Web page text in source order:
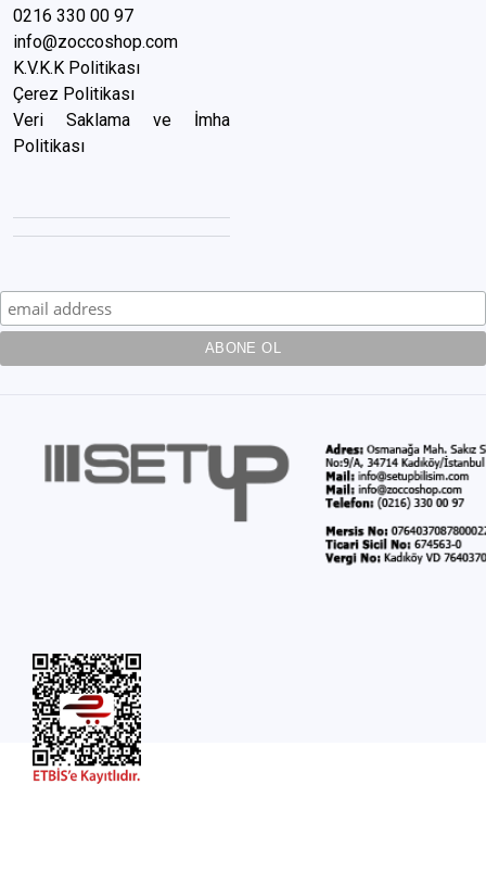
0216 330 00 97
info@zoccoshop.com
K.V.K.K Politikası
Çerez Politikası
Veri Saklama ve İmha
Politikası